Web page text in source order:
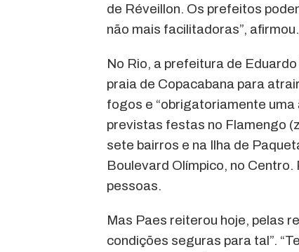
de Réveillon. Os prefeitos
não mais facilitadoras”, afirmou.
No Rio, a prefeitura de
praia de Copacabana para
fogos e “obrigatoriamente
previstas festas no Flamengo
sete bairros e na Ilha de
Boulevard Olímpico, no
pessoas.
Mas Paes reiterou hoje, pelas
condições seguras para tal”.